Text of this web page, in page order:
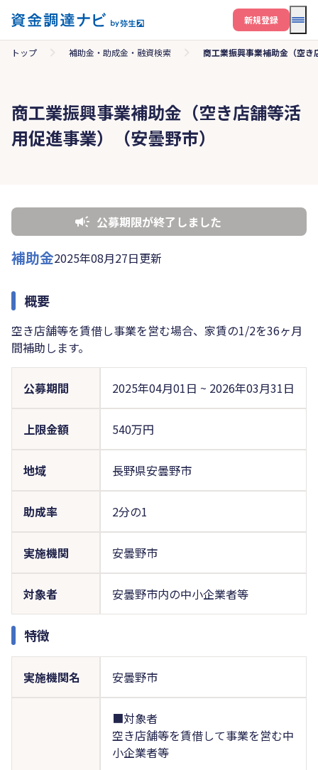
メ
新規登録
トップ 補助金・助成金・融資検索 商工業振興事業補助金（空
商工業振興事業補助金（空き店舗等活
用促進事業）（安曇野市）
公募期限が終了しました
補助金2025年08月27日更新
概要
空き店舗等を賃借し事業を営む場合、家賃の1/2を36ヶ月
間補助します。
公募期間 2025年04月01日 ~ 2026年03月31日
上限金額 540万円
地域 長野県安曇野市
助成率 2分の1
実施機関 安曇野市
対象者 安曇野市内の中小企業者等
特徴
実施機関名 安曇野市
■対象者
空き店舗等を賃借して事業を営む中
小企業者等